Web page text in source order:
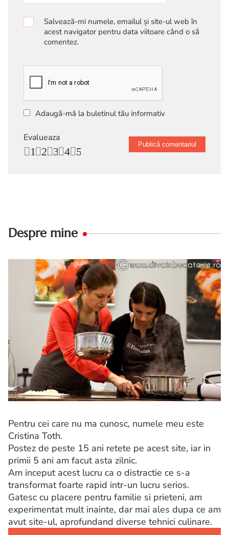
Salvează-mi numele, emailul și site-ul web în
acest navigator pentru data viitoare când o să
comentez.
Adaugă-mă la buletinul tău informativ
Evalueaza
5
4
3
2
1
Despre mine
Pentru cei care nu ma cunosc, numele meu este
Cristina Toth.
Postez de peste 15 ani retete pe acest site, iar in
primii 5 ani am facut asta zilnic.
Am inceput acest lucru ca o distractie ce s-a
transformat foarte rapid intr-un lucru serios.
Gatesc cu placere pentru familie si prieteni, am
experimentat mult inainte, dar mai ales dupa ce am
avut site-ul, aprofundand diverse tehnici culinare.